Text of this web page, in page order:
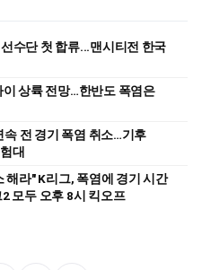
수단 첫 합류...맨시티전 한국
상륙 전망…한반도 폭염은
속 전 경기 폭염 취소…기후
대
해라" K리그, 폭염에 경기 시간
모두 오후 8시 킥오프